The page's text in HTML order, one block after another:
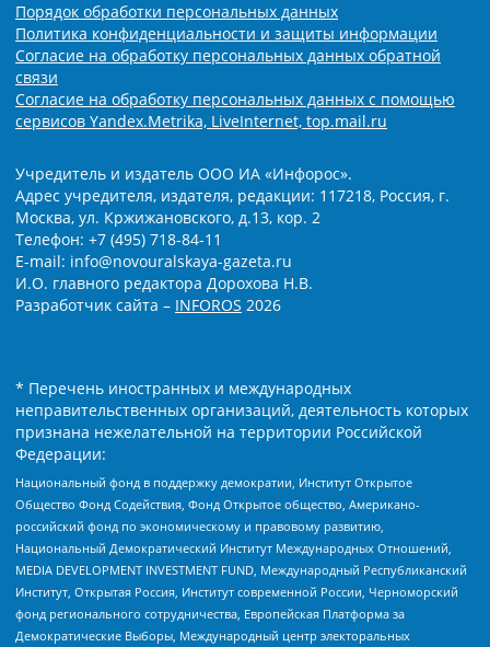
Порядок обработки персональных данных
Политика конфиденциальности и защиты информации
Согласие на обработку персональных данных обратной
связи
Согласие на обработку персональных данных с помощью
сервисов Yandex.Metrika, LiveInternet, top.mail.ru
Учредитель и издатель ООО ИА «Инфорос».
Адрес учредителя, издателя, редакции: 117218, Россия, г.
Москва, ул. Кржижановского, д.13, кор. 2
Телефон: +7 (495) 718-84-11
E-mail: info@novouralskaya-gazeta.ru
И.О. главного редактора Дорохова Н.В.
Разработчик сайта – INFOROS 2026
* Перечень иностранных и международных
неправительственных организаций, деятельность которых
признана нежелательной на территории Российской
Федерации:
Национальный фонд в поддержку демократии, Институт Открытое
Общество Фонд Содействия, Фонд Открытое общество, Американо-
российский фонд по экономическому и правовому развитию,
Национальный Демократический Институт Международных Отношений,
MEDIA DEVELOPMENT INVESTMENT FUND, Международный Республиканский
Институт, Открытая Россия, Институт современной России, Черноморский
фонд регионального сотрудничества, Европейская Платформа за
Демократические Выборы, Международный центр электоральных